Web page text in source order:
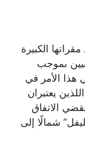
الكبيرة
بموجب
هذا الأمر في
يعتبران
الاتفاق
شمالًا إلى